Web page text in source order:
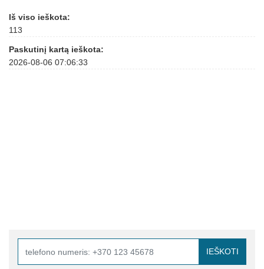
Iš viso ieškota:
113
Paskutinį kartą ieškota:
2026-08-06 07:06:33
IEŠKOTI